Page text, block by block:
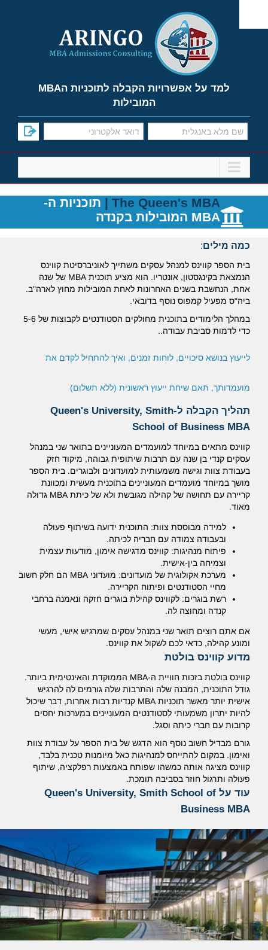
content
למד על אפשרויות הקבלה לתוכניות הMBA
המובילות
The Queen's MBA |
תוכניות ה-
MBA המובילות בקנדה
כמה מילים:
בית הספר קווינס למנהל עסקים משתייך לאוניברסיטת קווינס
הנמצאת בקינגסטון, אונטריו. הוא מציע תוכנית MBA של שנה
אחת, הנחשבת בשנים האחרונות לאחת המובילות מחוץ לארה"ב.
ביה"ס מפעיל קמפוס נוסף בדובאי.
במהלך הלימודים בתוכנית מחולקים הסטודנטים לקבוצות של 5-6
כדי לדמות סביבת עבודה..
לייעוץ בנושא סיכויים, לוחות זמנים, ואיך להתחיל לקדם את
מועמדותך, תאם שיחת ייעוץ ראשונית (ללא תשלום)
תהליך הקבלה ל-Queen's University, Smith
School of Business MBA
קווינס מתאים במיוחד למועמדים המעוניינים בתואר שני במנהל
עסקים קנדי ​​בן שנה עם תרבות שיתופית גבוהה, מיקוד חזק
בעבודת צוות וגישה משמעותית למועדונים ולבוגרים. בית הספר
מושך במיוחד מועמדים המעוניינים בתוכנית מעשית ומכוונת
קריירה עם תחושה של קהילה מגובשת ולא של כיתת MBA גדולה
מאוד.
למידה מבוססת צוות: התוכנית ידועה בשיתוף פעולה
ובעבודה צמודה עם חבריה לכיתה.
פיתוח מנהיגות: קווינס מדגישה אימון, מודעות עצמית
וצמיחה בין-אישית.
מערכת אקולוגית של מועדונים: מועדוני MBA הם חלק חשוב
מחיי הסטודנטים ופיתוח הקריירה.
רשת בוגרים: לקווינס קהילת בוגרים חזקה ונאמנה ברחבי
קנדה ומחוצה לה.
אם אתם רוצים תואר שני במנהל עסקים שמרגיש אישי, מעשי
ומונע קהילה, כדאי לכם לשקול את קווינס.
מדוע קווינס בולטת
קווינס בולטת בזכות חוויית ה-MBA הממוקדת והאינטימית ביותר.
גודל התוכנית, המבנה שלה והתרבות שלה גורמים לה להרגיש
אישית יותר מאשר תוכניות MBA קנדיות רבות אחרות, דבר שיכול
להיות יתרון משמעותי לסטודנטים המעוניינים במערכות יחסים
קרובות עם חברי כיתה וסגל.
גורם מבדיל חשוב נוסף הוא הדגש של בית הספר על עבודת צוות
ואימון. במקום להתייחס למנהיגות כאל מיומנות טכנית בלבד,
קווינס מציגה אותה כמשהו שפותח באמצעות רפלקציה, שיתוף
פעולה ותרגול חוזר בסביבה תומכת.
עוד על Queen's University, Smith School of
Business MBA